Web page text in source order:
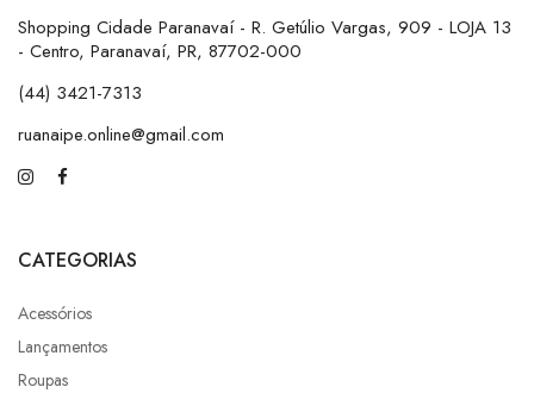
Shopping Cidade Paranavaí - R. Getúlio Vargas, 909 - LOJA 13
- Centro, Paranavaí, PR, 87702-000
(44) 3421-7313
ruanaipe.online@gmail.com
CATEGORIAS
Acessórios
Lançamentos
Roupas